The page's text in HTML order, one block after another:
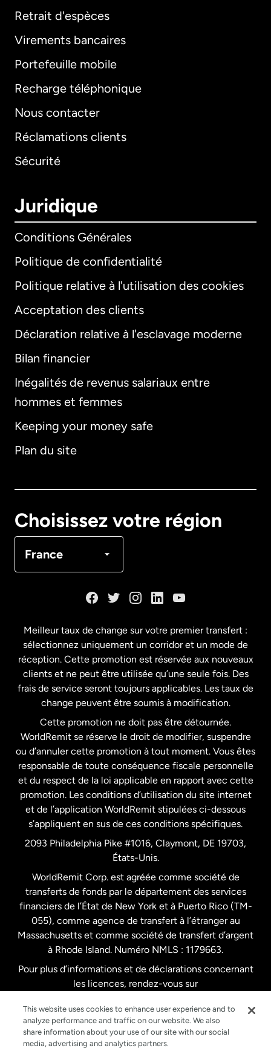
Retrait d'espèces
Virements bancaires
Portefeuille mobile
Recharge téléphonique
Nous contacter
Réclamations clients
Sécurité
Juridique
Conditions Générales
Politique de confidentialité
Politique relative à l'utilisation des cookies
Acceptation des clients
Déclaration relative à l'esclavage moderne
Bilan financier
Inégalités de revenus salariaux entre
hommes et femmes
Keeping your money safe
Plan du site
Choisissez votre région
France
International
Allemagne
Français
États-Unis English
États-Unis Español
France
Malaisie
Nouvelle-Zélande
Pays-Bas
Royaume-Uni
Suède
Meilleur taux de change sur votre premier transfert :
sélectionnez uniquement un corridor et un mode de
réception. Cette promotion est réservée aux nouveaux
clients et ne peut être utilisée qu’une seule fois. Des
frais de service seront toujours applicables. Les taux de
change peuvent être soumis à modification.
Cette promotion ne doit pas être détournée.
WorldRemit se réserve le droit de modifier, suspendre
ou d’annuler cette promotion à tout moment. Vous êtes
responsable de toute conséquence fiscale personnelle
et du respect de la loi applicable en rapport avec cette
promotion. Les conditions d’utilisation du site internet
et de l’application WorldRemit stipulées ci-dessous
s’appliquent en sus de ces conditions spécifiques.
2093 Philadelphia Pike #1016, Claymont, DE 19703,
États-Unis.
WorldRemit Corp. est agréée comme société de
transferts de fonds par le département des services
financiers de l’État de New York et à Puerto Rico (TM-
055), comme agence de transfert à l’étranger au
Massachusetts et comme société de transfert d’argent
à Rhode Island. Numéro NMLS : 1179663.
Pour plus d’informations et de déclarations concernant
les licences, rendez-vous sur
This website uses cookies to enhance user experience and to
analyze performance and traffic on our website. We also
share information about your use of our site with our social
media, advertising and analytics partners.